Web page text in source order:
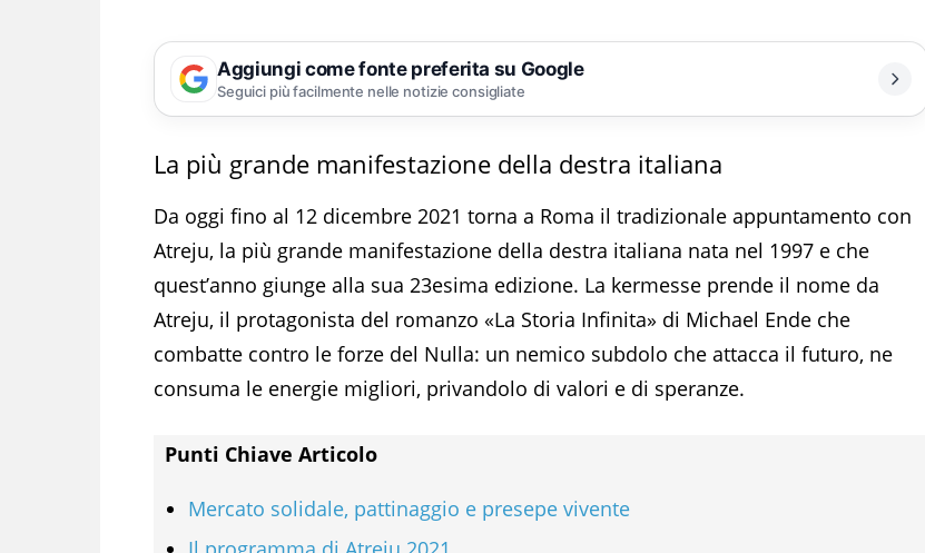
Aggiungi come fonte preferita su Google
Seguici più facilmente nelle notizie consigliate
La più grande manifestazione della destra italiana
Da oggi fino al 12 dicembre 2021 torna a Roma il tradizionale appuntamento con
Atreju, la più grande manifestazione della destra italiana nata nel 1997 e che
quest’anno giunge alla sua 23esima edizione. La kermesse prende il nome da
Atreju, il protagonista del romanzo «La Storia Infinita» di Michael Ende che
combatte contro le forze del Nulla: un nemico subdolo che attacca il futuro, ne
consuma le energie migliori, privandolo di valori e di speranze.
Punti Chiave Articolo
Mercato solidale, pattinaggio e presepe vivente